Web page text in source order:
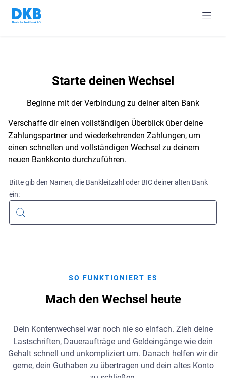
Starte deinen Wechsel
Beginne mit der Verbindung zu deiner alten Bank
Verschaffe dir einen vollständigen Überblick über deine
Zahlungspartner und wiederkehrenden Zahlungen, um
einen schnellen und vollständigen Wechsel zu deinem
neuen Bankkonto durchzuführen.
Bitte gib den Namen, die Bankleitzahl oder BIC deiner alten Bank
ein:
SO FUNKTIONIERT ES
Mach den Wechsel heute
Dein Kontenwechsel war noch nie so einfach. Zieh deine
Lastschriften, Daueraufträge und Geldeingänge wie dein
Gehalt schnell und unkompliziert um. Danach helfen wir dir
gerne, dein Guthaben zu übertragen und dein altes Konto